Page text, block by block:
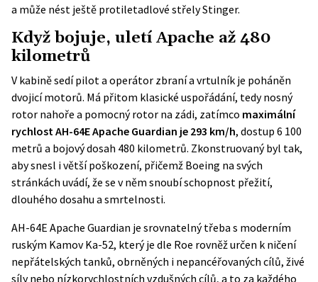
a může nést ještě protiletadlové střely Stinger.
Když bojuje, uletí Apache až 480
kilometrů
V kabině sedí pilot a operátor zbraní a vrtulník je poháněn
dvojicí motorů. Má přitom klasické uspořádání, tedy nosný
rotor nahoře a pomocný rotor na zádi, zatímco maximální
rychlost AH-64E Apache Guardian je 293 km/h, dostup 6 100
metrů a bojový dosah 480 kilometrů. Zkonstruovaný byl tak,
aby snesl i větší poškození, přičemž Boeing na svých
stránkách uvádí, že se v něm snoubí schopnost přežití,
dlouhého dosahu a smrtelnosti.
AH-64E Apache Guardian je srovnatelný třeba s moderním
ruským Kamov Ka-52, který je dle Roe rovněž určen k ničení
nepřátelských tanků, obrněných i nepancéřovaných cílů, živé
síly nebo nízkorychlostních vzdušných cílů, a to za každého